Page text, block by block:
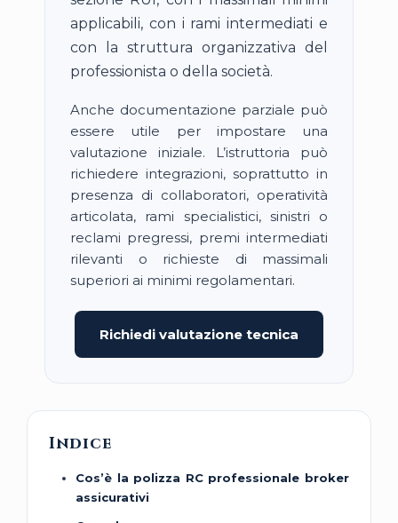
applicabili, con i rami intermediati e
con la struttura organizzativa del
professionista o della società.
Anche documentazione parziale può
essere utile per impostare una
valutazione iniziale. L’istruttoria può
richiedere integrazioni, soprattutto in
presenza di collaboratori, operatività
articolata, rami specialistici, sinistri o
reclami pregressi, premi intermediati
rilevanti o richieste di massimali
superiori ai minimi regolamentari.
Richiedi valutazione tecnica
Indice
Cos’è la polizza RC professionale broker
assicurativi